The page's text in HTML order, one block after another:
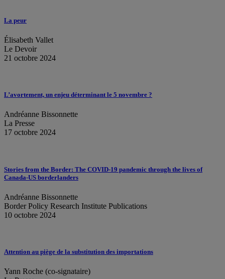
La peur
Élisabeth Vallet
Le Devoir
21 octobre 2024
L’avortement, un enjeu déterminant le 5 novembre ?
Andréanne Bissonnette
La Presse
17 octobre 2024
Stories from the Border: The COVID-19 pandemic through the lives of
Canada-US borderlanders
Andréanne Bissonnette
Border Policy Research Institute Publications
10 octobre 2024
Attention au piège de la substitution des importations
Yann Roche (co-signataire)